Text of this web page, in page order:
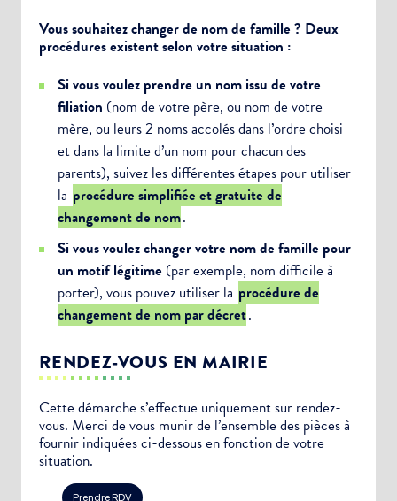
Vous souhaitez changer de nom de famille ? Deux
procédures existent selon votre situation :
Si vous voulez prendre un nom issu de votre
filiation (nom de votre père, ou nom de votre
mère, ou leurs 2 noms accolés dans l’ordre choisi
et dans la limite d’un nom pour chacun des
parents), suivez les différentes étapes pour utiliser
la procédure simplifiée et gratuite de
changement de nom.
Si vous voulez changer votre nom de famille pour
un motif légitime (par exemple, nom difficile à
porter), vous pouvez utiliser la procédure de
changement de nom par décret.
RENDEZ-VOUS EN MAIRIE
Cette démarche s’effectue uniquement sur rendez-
vous. Merci de vous munir de l’ensemble des pièces à
fournir indiquées ci-dessous en fonction de votre
situation.